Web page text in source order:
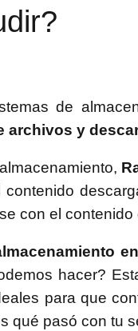
de
archivos y
contenido
con el contenido
hacer?
para que
qué pasó con tu